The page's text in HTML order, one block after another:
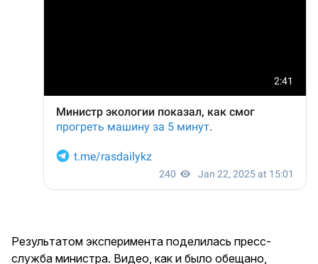
Результатом эксперимента поделилась пресс-
служба министра. Видео, как и было обещано,